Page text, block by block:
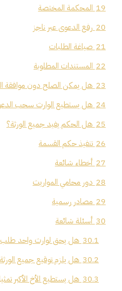
19 المحكمة المختصة
20 رفع الدعوى عبر ناجز
21 صياغة الطلبات
22 المستندات المطلوبة
23 هل يمكن الصلح دون موافقة
24 هل يستطيع الوارث سحب
25 هل الحكم يفيد جميع الورثة؟
26 تنفيذ حكم القسمة
27 أخطاء شائعة
28 دور محامي المواريث
29 مصادر رسمية
30 أسئلة شائعة
30.1 هل يحق لوارث واحد طلب
30.2 هل يلزم توقيع جميع
30.3 هل يستطيع الأخ الأكبر